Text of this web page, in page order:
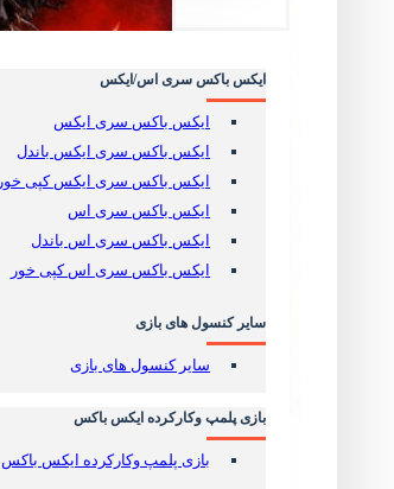
کنسول و لوازم جانبی کارکرده
دیسک بازی پلی استیشن
بازی پلمپ PS VR2
بازی پلمپ پلی استیشن 5
بازی کارکرده پلی استیشن 5
بازی پلمپ پلی استیشن 4
بازی کارکرده پلی استیشن 4
استیل بوک - SteelBook
لوازم جانبی پلی استیشن 5
لوازم جانبی پلی 5 (تمام محصول ها)
انواع کنترلر و دسته Dualsense
هارد SSD پلی استیشن 5
ایکس باکس سری اس/ایکس
ایکس باکس سری ایکس
ایکس باکس سری ایکس باندل
ایکس باکس سری ایکس کپی خور
ایکس باکس سری اس
ایکس باکس سری اس باندل
ایکس باکس سری اس کپی خور
سایر کنسول های بازی
سایر کنسول های بازی
بازی پلمپ وکارکرده ایکس باکس
بازی پلمپ وکارکرده ایکس باکس